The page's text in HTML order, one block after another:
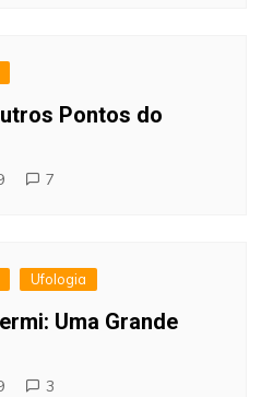
Pontos do
7
Ufologia
Uma Grande
3